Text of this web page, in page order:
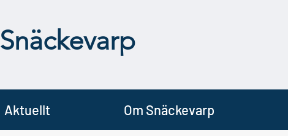
Snäckevarp
Aktuellt Om Snäckevarp